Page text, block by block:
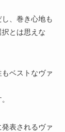
、巻き心地も
とは思えな
ベストなヴァ
表されるヴァ